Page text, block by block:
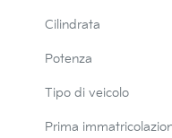
Cilindrata
Potenza
Tipo di veicolo
Prima